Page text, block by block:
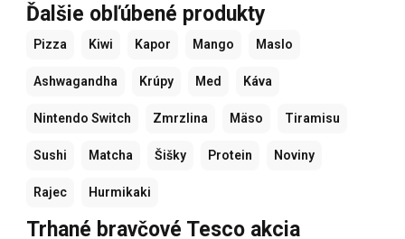
Ďalšie obľúbené produkty
Pizza Kiwi Kapor Mango Maslo
Ashwagandha Krúpy Med Káva
Nintendo Switch Zmrzlina Mäso Tiramisu
Sushi Matcha Šišky Protein Noviny
Rajec Hurmikaki
Trhané bravčové Tesco akcia